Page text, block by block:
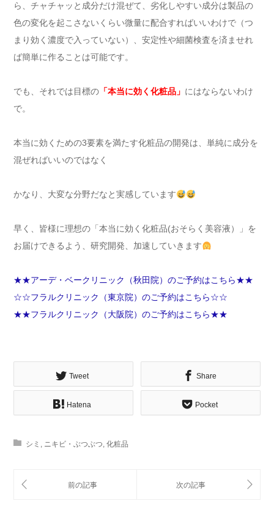
ら、チャチャッと成分だけ混ぜて、劣化しやすい成分は製品の
色の変化を起こさないくらい微量に配合すればいいわけで（つ
まり効く濃度で入っていない）、安定性や細菌検査を済ませれ
ば簡単に作ることは可能です。
でも、それでは目標の 「本当に効く化粧品」 にはならないわけ
で。
本当に効くための3要素を満たす化粧品の開発は、単純に成分を
混ぜればいいのではなく
かなり、大変な分野だなと実感しています
早く、皆様に理想の「本当に効く化粧品(おそらく美容液）」を
お届けできるよう、研究開発、加速していきます
★★アーデ・ベークリニック（秋田院）のご予約はこちら★★
☆☆フラルクリニック（東京院）のご予約はこちら☆☆
★★フラルクリニック（大阪院）のご予約はこちら★★
Tweet Share
Hatena Pocket
シミ ニキビ・ぶつぶつ 化粧品